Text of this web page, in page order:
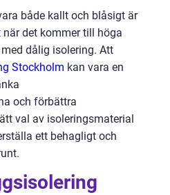
både kallt och blåsigt är
det kommer till höga
dålig isolering. Att
Stockholm kan vara en
och förbättra
val av isoleringsmaterial
ett behagligt och